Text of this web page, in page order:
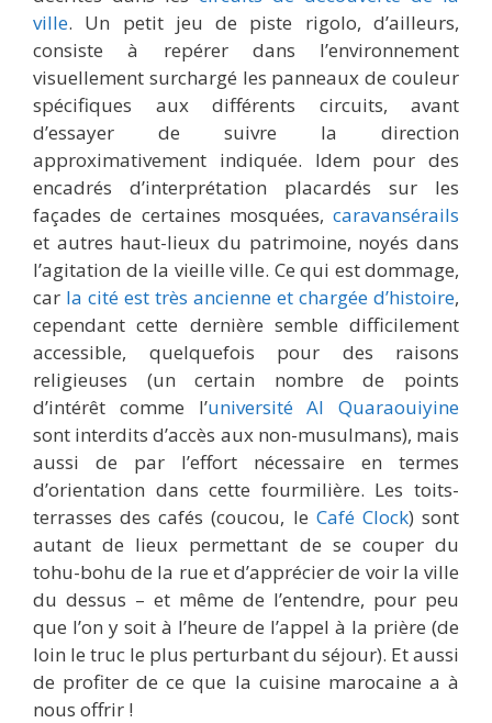
ville. Un petit jeu de piste rigolo, d’ailleurs,
consiste à repérer dans l’environnement
visuellement surchargé les panneaux de couleur
spécifiques aux différents circuits, avant
d’essayer de suivre la direction
approximativement indiquée. Idem pour des
encadrés d’interprétation placardés sur les
façades de certaines mosquées, caravansérails
et autres haut-lieux du patrimoine, noyés dans
l’agitation de la vieille ville. Ce qui est dommage,
car la cité est très ancienne et chargée d’histoire,
cependant cette dernière semble difficilement
accessible, quelquefois pour des raisons
religieuses (un certain nombre de points
d’intérêt comme l’université Al Quaraouiyine
sont interdits d’accès aux non-musulmans), mais
aussi de par l’effort nécessaire en termes
d’orientation dans cette fourmilière. Les toits-
terrasses des cafés (coucou, le Café Clock) sont
autant de lieux permettant de se couper du
tohu-bohu de la rue et d’apprécier de voir la ville
du dessus – et même de l’entendre, pour peu
que l’on y soit à l’heure de l’appel à la prière (de
loin le truc le plus perturbant du séjour). Et aussi
de profiter de ce que la cuisine marocaine a à
nous offrir !